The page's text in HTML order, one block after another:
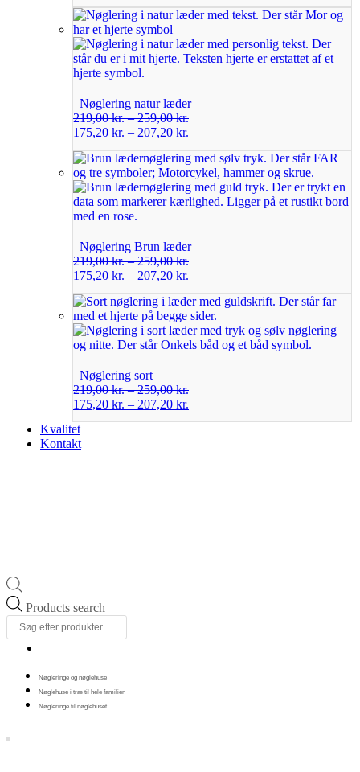
Nøglering natur læder
219,00kr.–259,00kr.
175,20 kr. – 207,20 kr.
Nøglering Brun læder
219,00kr.–259,00kr.
175,20 kr. – 207,20 kr.
Nøglering sort
219,00kr.–259,00kr.
175,20 kr. – 207,20 kr.
Kvalitet
Kontakt
Products search
Nøgleringe og nøglehuse
Nøglehuse i træ til hele familien
Nøgleringe til nøglehuset